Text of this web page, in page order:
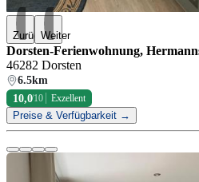
ZurückWeiter
Dorsten-Ferienwohnung,
46282 Dorsten
6.5km
10,0/10 Exzellent
Preise & Verfügbarkeit →